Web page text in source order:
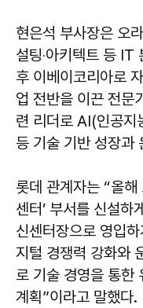
현은석 부사장은 오
설팅‧아키텍트 등 IT
후 이베이코리아로
업 전반을 이끈 전문
련 리더로 AI(인공
등 기술 기반 성장과
롯데 관계자는 “올해
센터’ 부서를 신설하
신센터장으로 영입
지털 경쟁력 강화와
로 기술 경영을 통한
계획”이라고 말했다.